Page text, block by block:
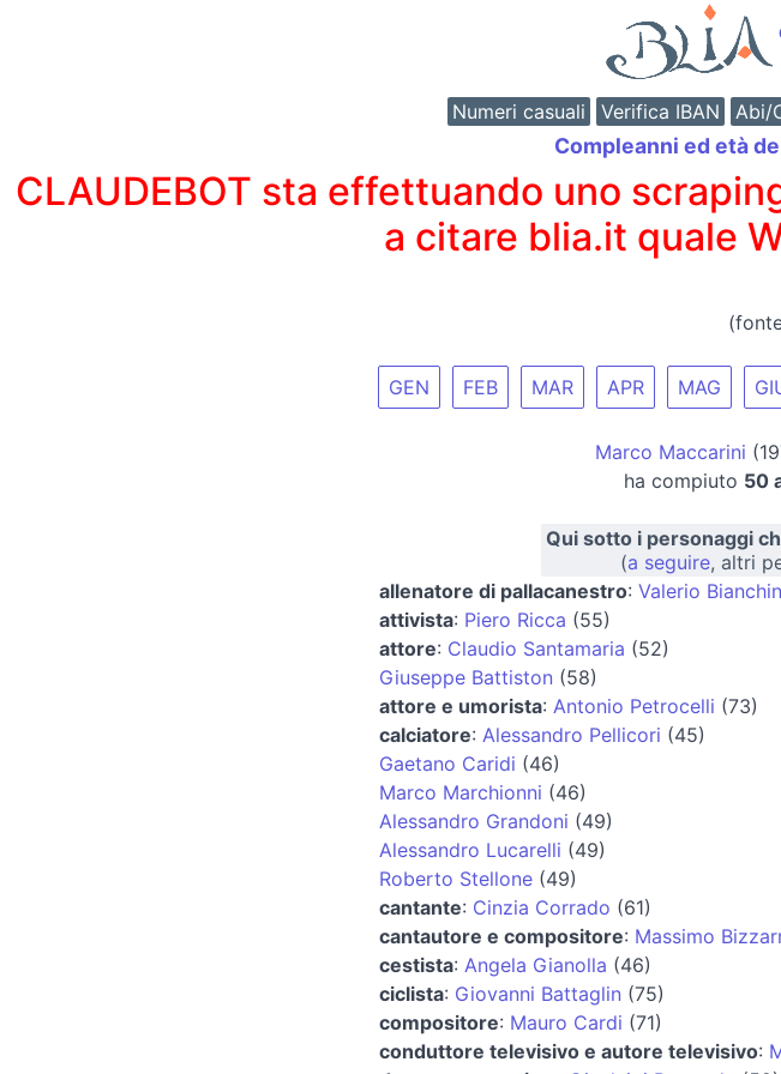
Numeri casuali Verifica IBAN Abi/
Compleanni ed età
CLAUDEBOT sta effettuando uno
a citare blia.it quale
GEN FEB MAR APR MAG
Marco Maccarini
ha compiuto 50
Qui sotto i personaggi
(a seguire, altri
allenatore di pallacanestro: Valerio
attivista: Piero Ricca (55)
attore: Claudio Santamaria (52)
Giuseppe Battiston (58)
attore e umorista: Antonio Petrocelli (73)
calciatore: Alessandro Pellicori (45)
Gaetano Caridi (46)
Marco Marchionni (46)
Alessandro Grandoni (49)
Alessandro Lucarelli (49)
Roberto Stellone(49)
cantante: Cinzia Corrado (61)
cantautore e compositore: Massimo
cestista: Angela Gianolla (46)
ciclista: Giovanni Battaglin (75)
compositore: Mauro Cardi (71)
conduttore televisivo e autore televisivo: